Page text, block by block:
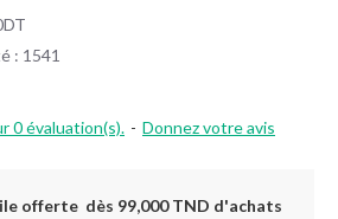
0 évaluation(s). - Donnez votre avis
: 1541
offerte dès 99,000 TND d'achats